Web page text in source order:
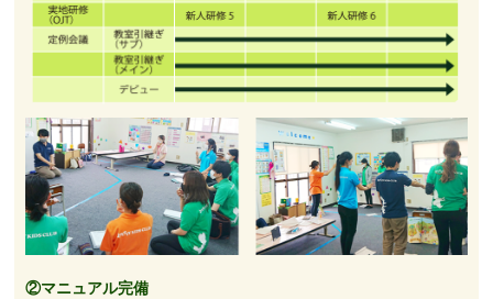
②マニュアル完備